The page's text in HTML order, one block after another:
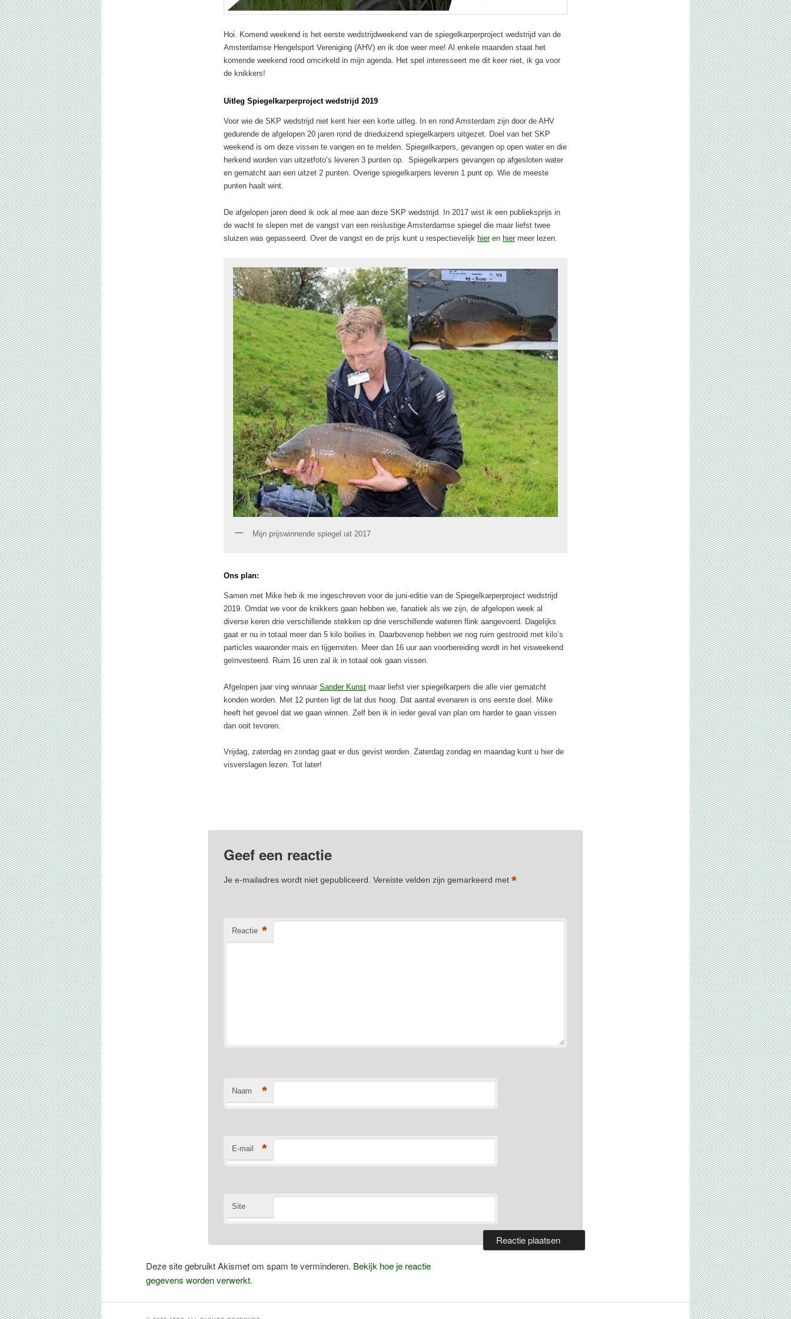
Hoi. Komend weekend is het eerste wedstrijdweekend van de spiegelkarperproject wedstrijd van de
Amsterdamse Hengelsport Vereniging (AHV) en ik doe weer mee! Al enkele maanden staat het
komende weekend rood omcirkeld in mijn agenda. Het spel interesseert me dit keer niet, ik ga voor
de knikkers!
Uitleg Spiegelkarperproject wedstrijd 2019
Voor wie de SKP wedstrijd niet kent hier een korte uitleg. In en rond Amsterdam zijn door de AHV
gedurende de afgelopen 20 jaren rond de drieduizend spiegelkarpers uitgezet. Doel van het SKP
weekend is om deze vissen te vangen en te melden. Spiegelkarpers, gevangen op open water en die
herkend worden van uitzetfoto’s leveren 3 punten op. Spiegelkarpers gevangen op afgesloten water
en gematcht aan een uitzet 2 punten. Overige spiegelkarpers leveren 1 punt op. Wie de meeste
punten haalt wint.
De afgelopen jaren deed ik ook al mee aan deze SKP wedstrijd. In 2017 wist ik een publieksprijs in
de wacht te slepen met de vangst van een reislustige Amsterdamse spiegel die maar liefst twee
sluizen was gepasseerd. Over de vangst en de prijs kunt u respectievelijk hieren hiermeer lezen.
Mijn prijswinnende spiegel uit 2017
Ons plan:
Samen met Mike heb ik me ingeschreven voor de juni-editie van de Spiegelkarperproject wedstrijd
2019. Omdat we voor de knikkers gaan hebben we, fanatiek als we zijn, de afgelopen week al
diverse keren drie verschillende stekken op drie verschillende wateren flink aangevoerd. Dagelijks
gaat er nu in totaal meer dan 5 kilo boilies in. Daarbovenop hebben we nog ruim gestrooid met kilo’s
particles waaronder mais en tijgernoten. Meer dan 16 uur aan voorbereiding wordt in het visweekend
geïnvesteerd. Ruim 16 uren zal ik in totaal ook gaan vissen.
Afgelopen jaar ving winnaar Sander Kunstmaar liefst vier spiegelkarpers die alle vier gematcht
konden worden. Met 12 punten ligt de lat dus hoog. Dat aantal evenaren is ons eerste doel. Mike
heeft het gevoel dat we gaan winnen. Zelf ben ik in ieder geval van plan om harder te gaan vissen
dan ooit tevoren.
Vrijdag, zaterdag en zondag gaat er dus gevist worden. Zaterdag zondag en maandag kunt u hier de
visverslagen lezen. Tot later!
Geef een reactie
Je e-mailadres wordt niet gepubliceerd. Vereiste velden zijn gemarkeerd met *
Reactie *
Naam *
E-mail *
Site
Deze site gebruikt Akismet om spam te verminderen. Bekijk hoe je reactie
gegevens worden verwerkt.